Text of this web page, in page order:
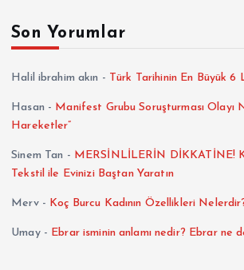
Son Yorumlar
Halil ibrahim akın - Türk Tarihinin En Büyük 6
Hasan - Manifest Grubu Soruşturması Olayı
Hareketler”
Sinem Tan - MERSİNLİLERİN DİKKATİNE!
Tekstil ile Evinizi Baştan Yaratın
Merv- Koç Burcu Kadının Özellikleri
Umay- Ebrar isminin anlamı nedir? Ebrar ne